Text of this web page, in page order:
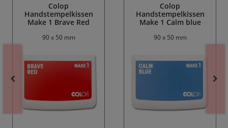
Colop
Handstempelkissen
Make 1 Brave Red
90 x 50 mm
Colop
Handstempelkissen
Make 1 Calm blue
90 x 50 mm